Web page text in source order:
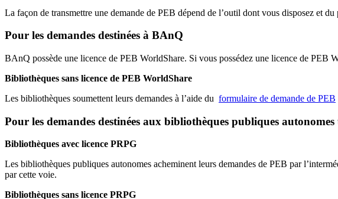
La façon de transmettre une demande de PEB dépend de l’outil dont vous disposez et
Pour les demandes destinées à BAnQ
BAnQ possède une licence de PEB WorldShare. Si vous possédez une licence de PEB
Bibliothèques sans licence de PEB WorldShare
Les bibliothèques soumettent leurs demandes à l’aide du formulaire de demande de PEB
Pour les demandes destinées aux bibliothèques publiques
Bibliothèques avec licence PRPG
Les bibliothèques publiques autonomes acheminent leurs demandes de PEB par
par cette voie.
Bibliothèques sans licence PRPG